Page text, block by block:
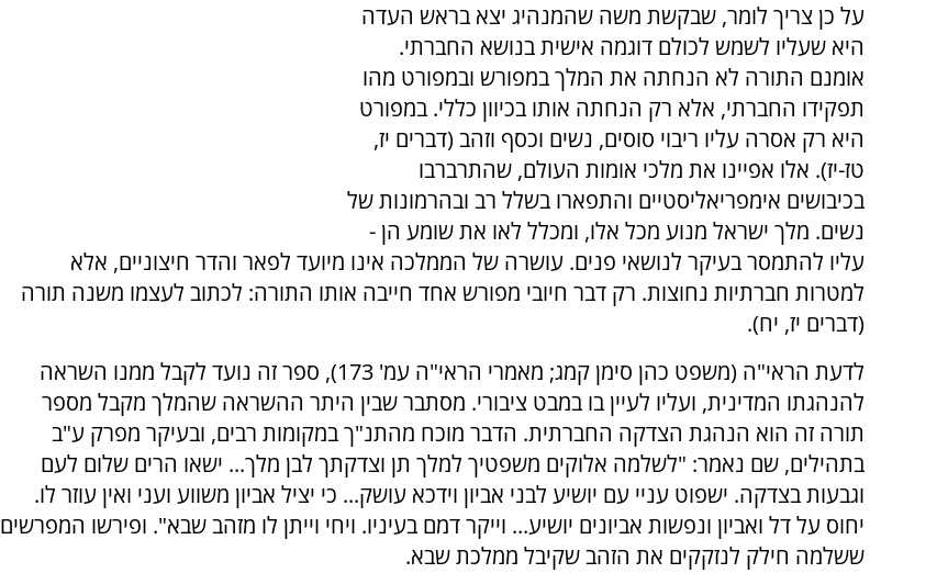
על כן צריך לומר, שבקשת משה שהמנהיג יצא בראש העדה
היא שעליו לשמש לכולם דוגמה אישית בנושא החברתי.
אומנם התורה לא הנחתה את המלך במפורש ובמפורט מהו
תפקידו החברתי, אלא רק הנחתה אותו בכיוון כללי. במפורט
היא רק אסרה עליו ריבוי סוסים, נשים וכסף וזהב (דברים יז,
טז-יז). אלו אפיינו את מלכי אומות העולם, שהתרברבו
בכיבושים אימפריאליסטיים והתפארו בשלל רב ובהרמונות של
נשים. מלך ישראל מנוע מכל אלו, ומכלל לאו את שומע הן -
עליו להתמסר בעיקר לנושאי פנים. עושרה של הממלכה אינו מיועד לפאר והדר חיצוניים, אלא
למטרות חברתיות נחוצות. רק דבר חיובי מפורש אחד חייבה אותו התורה: לכתוב לעצמו משנה תורה
(דברים יז, יח).
לדעת הראי"ה (משפט כהן סימן קמג; מאמרי הראי"ה עמ' 173), ספר זה נועד לקבל ממנו השראה
להנהגתו המדינית, ועליו לעיין בו במבט ציבורי. מסתבר שבין היתר ההשראה שהמלך מקבל מספר
תורה זה הוא הנהגת הצדקה החברתית. הדבר מוכח מהתנ"ך במקומות רבים, ובעיקר מפרק ע"ב
בתהילים, שם נאמר: "לשלמה אלוקים משפטיך למלך תן וצדקתך לבן מלך... ישאו הרים שלום לעם
וגבעות בצדקה. ישפוט ע‍ניי עם יושיע לבני אביון וידכא עושק... כי יציל אביון משווע ועני ואין עוזר לו.
יחוס על דל ואביון ונפשות אביונים יושיע... וייקר דמם בעיניו. ויחי וייתן לו מזהב שבא". ופירשו המפרשים
ששלמה חילק לנזקקים את הזהב שקיבל ממלכת שבא.